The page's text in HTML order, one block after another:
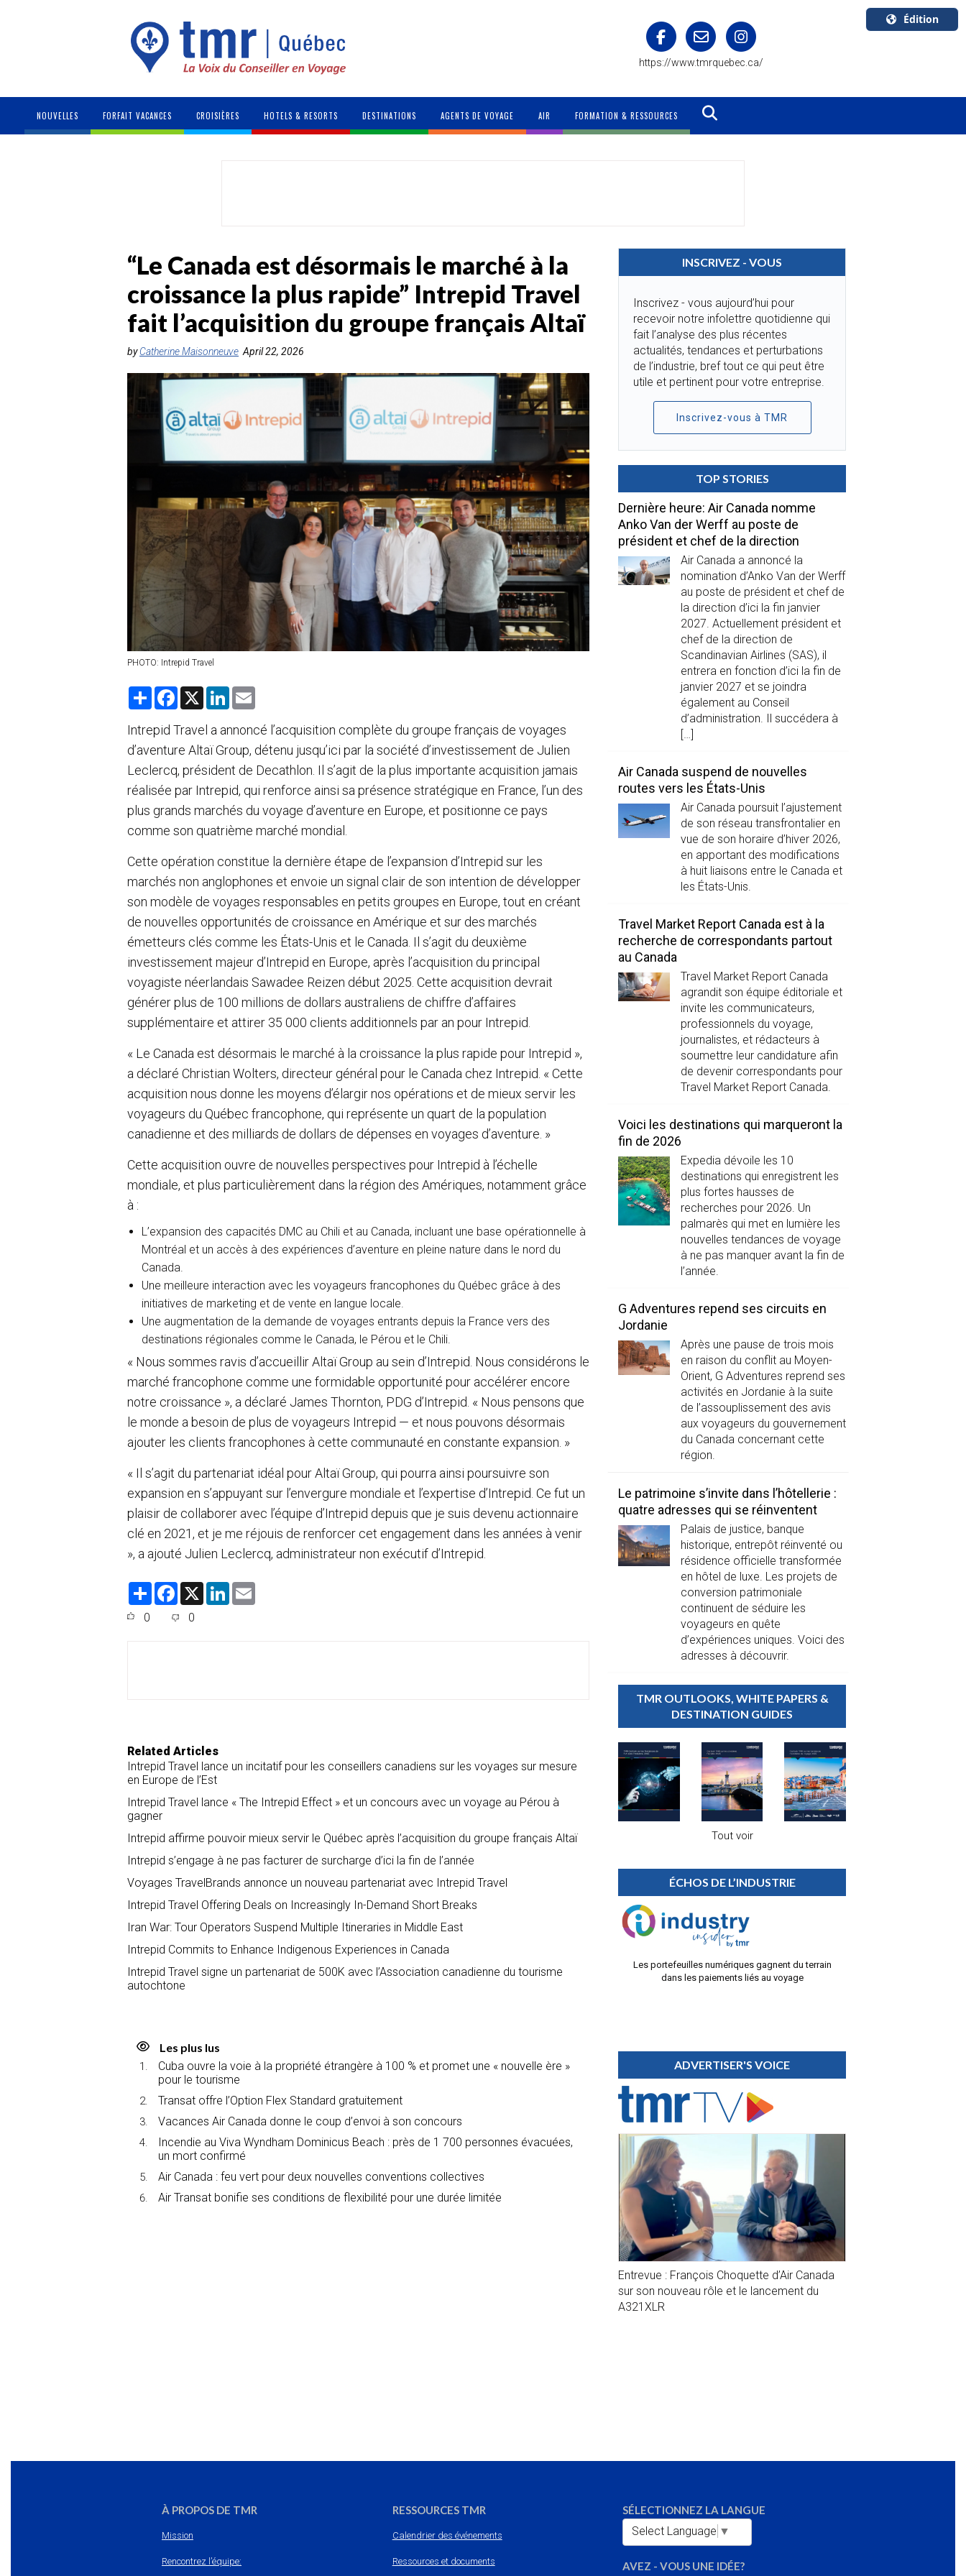
https://www.tmrquebec.ca/
Édition
Canada
NOUVELLES FORFAIT VACANCES CROISIÈRES HOTELS & RESORTS DESTINATIONS AGENTS DE VOYAGE AIR FORMATION & RESSOURCES
“Le Canada est désormais le marché à la
croissance la plus rapide” Intrepid Travel
fait l’acquisition du groupe français Altaï
byCatherine Maisonneuve April 22, 2026
PHOTO: Intrepid Travel
S
r
e
F
e
b
o
k
X
L
k
e
d
n
i
l
Intrepid Travel a annoncé l’acquisition complète du groupe français de voyages
d’aventure Altaï Group, détenu jusqu’ici par la société d’investissement de Julien
Leclercq, président de Decathlon. Il s’agit de la plus importante acquisition jamais
réalisée par Intrepid, qui renforce ainsi sa présence stratégique en France, l’un des
plus grands marchés du voyage d’aventure en Europe, et positionne ce pays
comme son quatrième marché mondial.
Cette opération constitue la dernière étape de l’expansion d’Intrepid sur les
marchés non anglophones et envoie un signal clair de son intention de développer
son modèle de voyages responsables en petits groupes en Europe, tout en créant
de nouvelles opportunités de croissance en Amérique et sur des marchés
émetteurs clés comme les États-Unis et le Canada. Il s’agit du deuxième
investissement majeur d’Intrepid en Europe, après l’acquisition du principal
voyagiste néerlandais Sawadee Reizen début 2025. Cette acquisition devrait
générer plus de 100 millions de dollars australiens de chiffre d’affaires
supplémentaire et attirer 35 000 clients additionnels par an pour Intrepid.
« Le Canada est désormais le marché à la croissance la plus rapide pour Intrepid »,
a déclaré Christian Wolters, directeur général pour le Canada chez Intrepid. « Cette
acquisition nous donne les moyens d’élargir nos opérations et de mieux servir les
voyageurs du Québec francophone, qui représente un quart de la population
canadienne et des milliards de dollars de dépenses en voyages d’aventure. »
Cette acquisition ouvre de nouvelles perspectives pour Intrepid à l’échelle
mondiale, et plus particulièrement dans la région des Amériques, notamment grâce
à :
L’expansion des capacités DMC au Chili et au Canada, incluant une base opérationnelle à
Montréal et un accès à des expériences d’aventure en pleine nature dans le nord du
Canada.
Une meilleure interaction avec les voyageurs francophones du Québec grâce à des
initiatives de marketing et de vente en langue locale.
Une augmentation de la demande de voyages entrants depuis la France vers des
destinations régionales comme le Canada, le Pérou et le Chili.
« Nous sommes ravis d’accueillir Altaï Group au sein d’Intrepid. Nous considérons le
marché francophone comme une formidable opportunité pour accélérer encore
notre croissance », a déclaré James Thornton, PDG d’Intrepid. « Nous pensons que
le monde a besoin de plus de voyageurs Intrepid — et nous pouvons désormais
ajouter les clients francophones à cette communauté en constante expansion. »
« Il s’agit du partenariat idéal pour Altaï Group, qui pourra ainsi poursuivre son
expansion en s’appuyant sur l’envergure mondiale et l’expertise d’Intrepid. Ce fut un
plaisir de collaborer avec l’équipe d’Intrepid depuis que je suis devenu actionnaire
clé en 2021, et je me réjouis de renforcer cet engagement dans les années à venir
», a ajouté Julien Leclercq, administrateur non exécutif d’Intrepid.
S
F
e
X
L
0 0
Related Articles
Intrepid Travel lance un incitatif pour les conseillers canadiens sur les voyages sur mesure
en Europe de l’Est
Intrepid Travel lance « The Intrepid Effect » et un concours avec un voyage au Pérou à
gagner
Intrepid affirme pouvoir mieux servir le Québec après l’acquisition du groupe français Altaï
Intrepid s’engage à ne pas facturer de surcharge d’ici la fin de l’année
Voyages TravelBrands annonce un nouveau partenariat avec Intrepid Travel
Intrepid Travel Offering Deals on Increasingly In-Demand Short Breaks
Iran War: Tour Operators Suspend Multiple Itineraries in Middle East
Intrepid Commits to Enhance Indigenous Experiences in Canada
Intrepid Travel signe un partenariat de 500K avec l’Association canadienne du tourisme
autochtone
Les plus lus
Cuba ouvre la voie à la propriété étrangère à 100 % et promet une « nouvelle ère »
pour le tourisme
Transat offre l’Option Flex Standard gratuitement
Vacances Air Canada donne le coup d’envoi à son concours
Incendie au Viva Wyndham Dominicus Beach : près de 1 700 personnes évacuées,
un mort confirmé
Air Canada : feu vert pour deux nouvelles conventions collectives
Air Transat bonifie ses conditions de flexibilité pour une durée limitée
INSCRIVEZ - VOUS
Inscrivez - vous aujourd’hui pour
recevoir notre infolettre quotidienne qui
fait l’analyse des plus récentes
actualités, tendances et perturbations
de l’industrie, bref tout ce qui peut être
utile et pertinent pour votre entreprise.
Inscrivez-vous à TMR
TOP STORIES
Dernière heure: Air Canada nomme
Anko Van der Werff au poste de
président et chef de la direction
Air Canada a annoncé la
nomination d’Anko Van der Werff
au poste de président et chef de
la direction d’ici la fin janvier
2027. Actuellement président et
chef de la direction de
Scandinavian Airlines (SAS), il
entrera en fonction d’ici la fin de
janvier 2027 et se joindra
également au Conseil
d’administration. Il succédera à
[…]
Air Canada suspend de nouvelles
routes vers les États-Unis
Air Canada poursuit l’ajustement
de son réseau transfrontalier en
vue de son horaire d’hiver 2026,
en apportant des modifications
à huit liaisons entre le Canada et
les États-Unis.
Travel Market Report Canada est à la
recherche de correspondants partout
au Canada
Travel Market Report Canada
agrandit son équipe éditoriale et
invite les communicateurs,
professionnels du voyage,
journalistes, et rédacteurs à
soumettre leur candidature afin
de devenir correspondants pour
Travel Market Report Canada.
Voici les destinations qui marqueront la
fin de 2026
Expedia dévoile les 10
destinations qui enregistrent les
plus fortes hausses de
recherches pour 2026. Un
palmarès qui met en lumière les
nouvelles tendances de voyage
à ne pas manquer avant la fin de
l’année.
G Adventures repend ses circuits en
Jordanie
Après une pause de trois mois
en raison du conflit au Moyen-
Orient, G Adventures reprend ses
activités en Jordanie à la suite
de l’assouplissement des avis
aux voyageurs du gouvernement
du Canada concernant cette
région.
Le patrimoine s’invite dans l’hôtellerie :
quatre adresses qui se réinventent
Palais de justice, banque
historique, entrepôt réinventé ou
résidence officielle transformée
en hôtel de luxe. Les projets de
conversion patrimoniale
continuent de séduire les
voyageurs en quête
d’expériences uniques. Voici des
adresses à découvrir.
TMR OUTLOOKS, WHITE PAPERS &
DESTINATION GUIDES
Tout voir
ÉCHOS DE L’INDUSTRIE
Les portefeuilles numériques gagnent du terrain
dans les paiements liés au voyage
ADVERTISER'S VOICE
Entrevue : François Choquette d’Air Canada
sur son nouveau rôle et le lancement du
A321XLR
À PROPOS DE TMR
Mission
Rencontrez l’équipe:
RESSOURCES TMR
Calendrier des événements
Ressources et documents
SÉLECTIONNEZ LA LANGUE
Select Language ▼
AVEZ - VOUS UNE IDÉE?